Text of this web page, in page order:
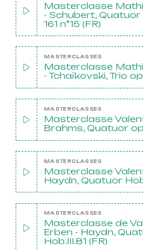
Masterclasse
- Schubert, Quatuor
161 n°15 (FR)
MASTERCLASSES
Masterclasse
- Tchaïkovski, Trio
MASTERCLASSES
Masterclasse
Brahms, Quatuor op.
MASTERCLASSES
Masterclasse
Haydn, Quatuor
MASTERCLASSES
Masterclasse de
Erben - Haydn,
Hob.III.81 (FR)